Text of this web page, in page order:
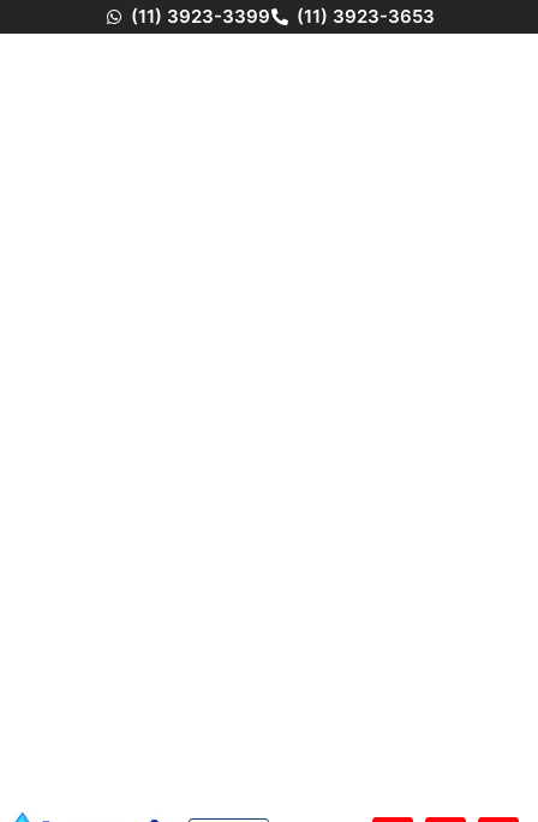
(11) 3923-3399 (11) 3923-3653